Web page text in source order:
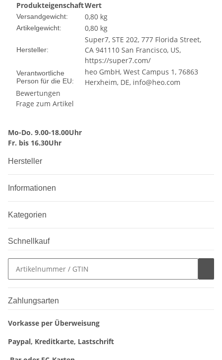
ProdukteigenschaftWert
Versandgewicht: 0,80 kg
Artikelgewicht: 0,80 kg
Hersteller:
Super7, STE 202, 777 Florida Street,
CA 941110 San Francisco, US,
https://super7.com/
Verantwortliche
Person für die EU:
heo GmbH, West Campus 1, 76863
Herxheim, DE, info@heo.com
Bewertungen
Frage zum Artikel
Mo-Do. 9.00-18.00Uhr
Fr. bis 16.30Uhr
Hersteller
Informationen
Kategorien
Schnellkauf
Zahlungsarten
Vorkasse per Überweisung
Paypal, Kreditkarte, Lastschrift